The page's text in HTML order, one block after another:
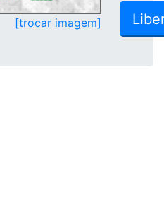
[trocar imagem]